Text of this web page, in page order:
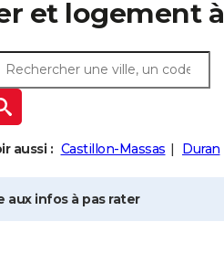
et logement à
aussi : Castillon-Massas Duran
aux infos à pas rater